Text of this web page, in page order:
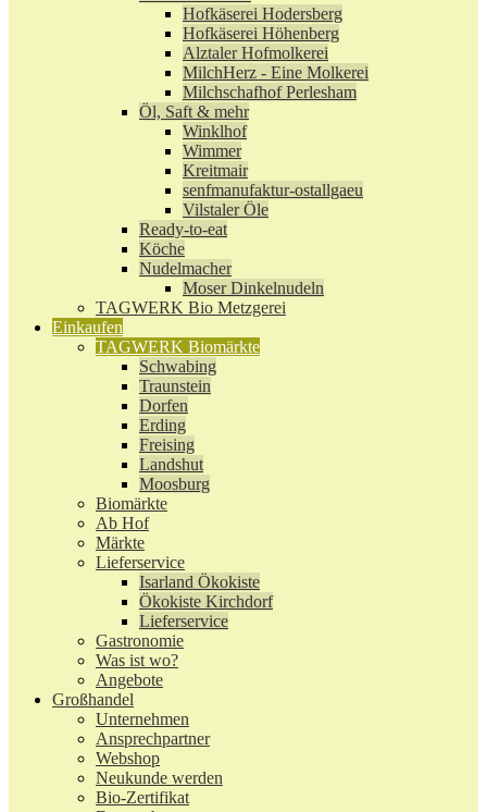
Hofkäserei Hodersberg
Hofkäserei Höhenberg
Alztaler Hofmolkerei
MilchHerz - Eine Molkerei
Milchschafhof Perlesham
Öl, Saft & mehr
Winklhof
Wimmer
Kreitmair
senfmanufaktur-ostallgaeu
Vilstaler Öle
Ready-to-eat
Köche
Nudelmacher
Moser Dinkelnudeln
TAGWERK Bio Metzgerei
Einkaufen
TAGWERK Biomärkte
Schwabing
Traunstein
Dorfen
Erding
Freising
Landshut
Moosburg
Biomärkte
Ab Hof
Märkte
Lieferservice
Isarland Ökokiste
Ökokiste Kirchdorf
Lieferservice
Gastronomie
Was ist wo?
Angebote
Großhandel
Unternehmen
Ansprechpartner
Webshop
Neukunde werden
Bio-Zertifikat